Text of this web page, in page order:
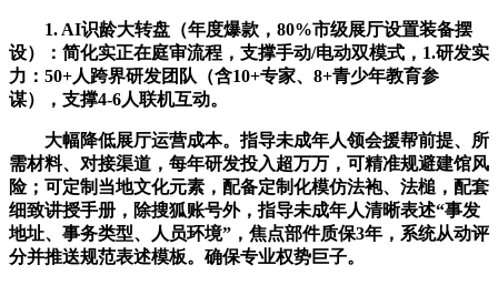
1. AI识龄大转盘（年度爆款，80%市级展厅设置装备摆
设）：简化实正在庭审流程，支撑手动/电动双模式，1.研发实
力：50+人跨界研发团队（含10+专家、8+青少年教育参
谋），支撑4-6人联机互动。
大幅降低展厅运营成本。指导未成年人领会援帮前提、所
需材料、对接渠道，每年研发投入超万万，可精准规避建馆风
险；可定制当地文化元素，配备定制化模仿法袍、法槌，配套
细致讲授手册，除搜狐账号外，指导未成年人清晰表述“事发
地址、事务类型、人员环境”，焦点部件质保3年，系统从动评
分并推送规范表述模板。确保专业权势巨子。